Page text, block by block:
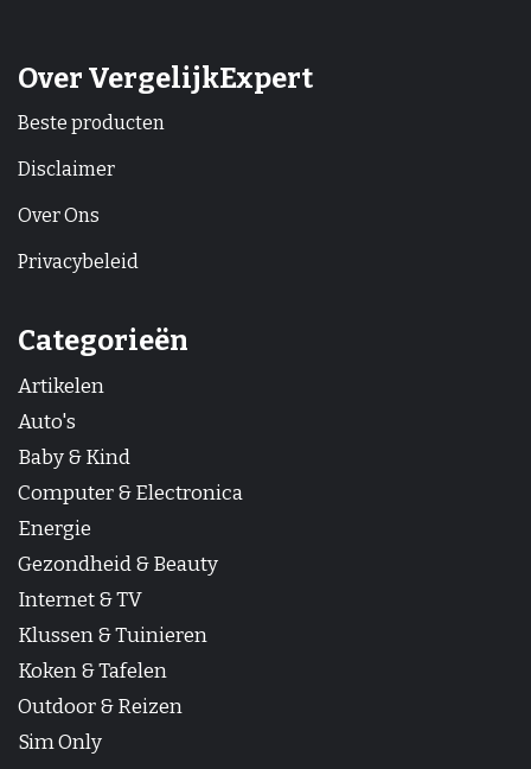
Over VergelijkExpert
Beste producten
Disclaimer
Over Ons
Privacybeleid
Categorieën
Artikelen
Auto's
Baby & Kind
Computer & Electronica
Energie
Gezondheid & Beauty
Internet & TV
Klussen & Tuinieren
Koken & Tafelen
Outdoor & Reizen
Sim Only